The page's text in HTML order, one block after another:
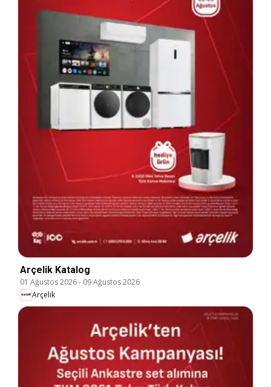
Arçelik Katalog
01 Ağustos 2026- 09 Ağustos 2026
Arçelik